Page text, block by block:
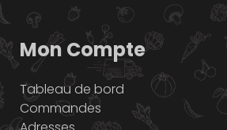
Mon Compte
Tableau de bord
Commandes